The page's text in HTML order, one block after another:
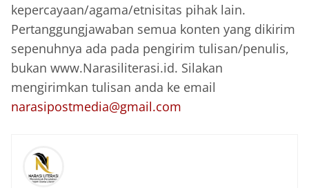
kepercayaan/agama/etnisitas pihak lain.
Pertanggungjawaban semua konten yang dikirim
sepenuhnya ada pada pengirim tulisan/penulis,
bukan www.Narasiliterasi.id. Silakan
mengirimkan tulisan anda ke email
narasipostmedia@gmail.com